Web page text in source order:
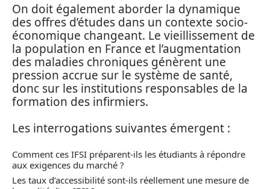
On doit également aborder la dynamique
des offres d’études dans un contexte socio-
économique changeant. Le vieillissement de
la population en France et l’augmentation
des maladies chroniques génèrent une
pression accrue sur le système de santé,
donc sur les institutions responsables de la
formation des infirmiers.
Les interrogations suivantes émergent :
Comment ces IFSI préparent-ils les étudiants à répondre
aux exigences du marché ?
Les taux d’accessibilité sont-ils réellement une mesure de